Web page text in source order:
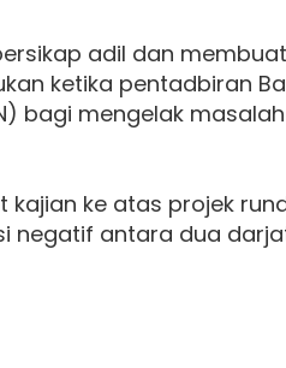
adil dan
ketika pentadbiran
bagi mengelak
kajian ke atas projek
negatif antara dua